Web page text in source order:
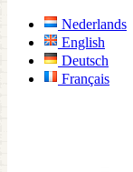
Nederlands
English
Deutsch
Français